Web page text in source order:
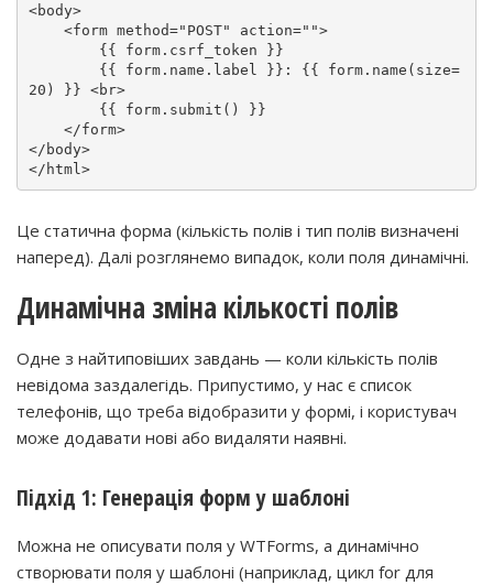
<body>
<form method="POST" action="">
20) }} <br>
</form>
</ body>
</ html >
Це статична форма (кількість полів і тип полів визначені
наперед). Далі розглянемо випадок, коли поля динамічні.
Динамічна зміна кількості полів
Одне з найтиповіших завдань — коли кількість полів
невідома заздалегідь. Припустимо, у нас є список
телефонів, що треба відобразити у формі, і користувач
може додавати нові або видаляти наявні.
Підхід 1: Генерація форм у шаблоні
Можна не описувати поля у WTForms, а динамічно
створювати поля у шаблоні (наприклад, цикл for для